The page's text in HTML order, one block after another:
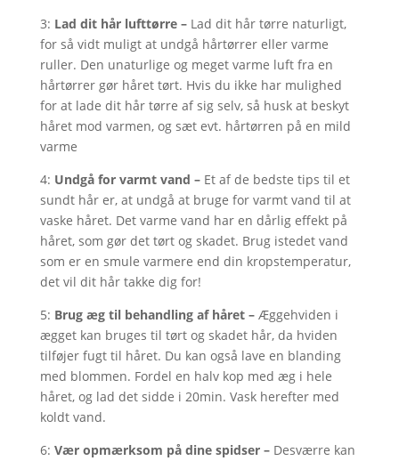
3: Lad dit hår lufttørre – Lad dit hår tørre naturligt,
for så vidt muligt at undgå hårtørrer eller varme
ruller. Den unaturlige og meget varme luft fra en
hårtørrer gør håret tørt. Hvis du ikke har mulighed
for at lade dit hår tørre af sig selv, så husk at beskyt
håret mod varmen, og sæt evt. hårtørren på en mild
varme
4: Undgå for varmt vand – Et af de bedste tips til et
sundt hår er, at undgå at bruge for varmt vand til at
vaske håret. Det varme vand har en dårlig effekt på
håret, som gør det tørt og skadet. Brug istedet vand
som er en smule varmere end din kropstemperatur,
det vil dit hår takke dig for!
5: Brug æg til behandling af håret – Æggehviden i
ægget kan bruges til tørt og skadet hår, da hviden
tilføjer fugt til håret. Du kan også lave en blanding
med blommen. Fordel en halv kop med æg i hele
håret, og lad det sidde i 20min. Vask herefter med
koldt vand.
6: Vær opmærksom på dine spidser – Desværre kan